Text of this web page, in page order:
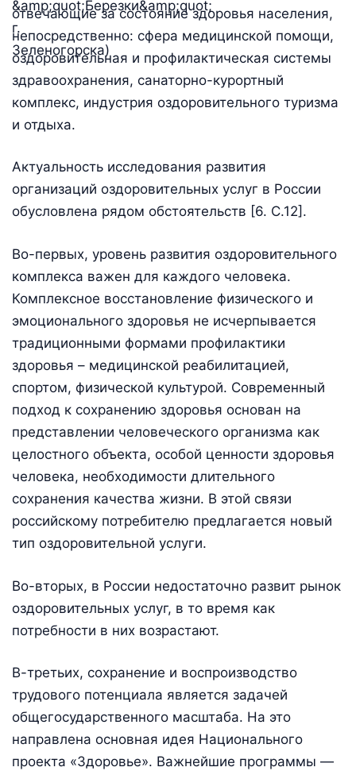
отвечающие за состояние здоровья населения,
непосредственно: сфера медицинской помощи,
оздоровительная и профилактическая системы
здравоохранения, санаторно-курортный
комплекс, индустрия оздоровительного туризма
и отдыха.
Актуальность исследования развития
организаций оздоровительных услуг в России
обусловлена рядом обстоятельств [6. С.12].
Во-первых, уровень развития оздоровительного
комплекса важен для каждого человека.
Комплексное восстановление физического и
эмоционального здоровья не исчерпывается
традиционными формами профилактики
здоровья – медицинской реабилитацией,
спортом, физической культурой. Современный
подход к сохранению здоровья основан на
представлении человеческого организма как
целостного объекта, особой ценности здоровья
человека, необходимости длительного
сохранения качества жизни. В этой связи
российскому потребителю предлагается новый
тип оздоровительной услуги.
Во-вторых, в России недостаточно развит рынок
оздоровительных услуг, в то время как
потребности в них возрастают.
В-третьих, сохранение и воспроизводство
трудового потенциала является задачей
общегосударственного масштаба. На это
направлена основная идея Национального
проекта «Здоровье». Важнейшие программы —